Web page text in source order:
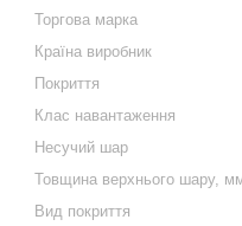
Торгова марка
Країна виробник
Покриття
Клас навантаження
Несучий шар
Товщина верхнього шару,
Вид покриття